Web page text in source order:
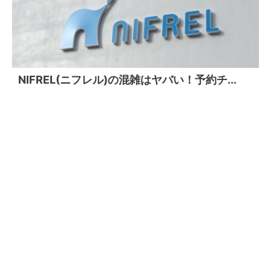
NIFREL(ニフレル)の混雑はヤバい！予約チ...